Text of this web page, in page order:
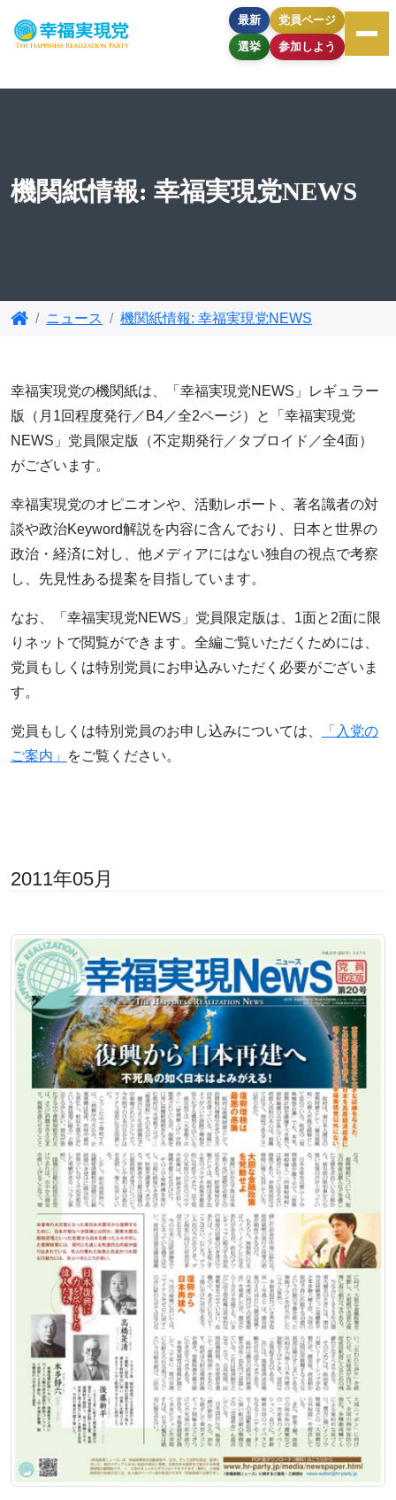
最新
選挙
党員ページ
参加しよう
機関紙情報: 幸福実現党NEWS
ニュース 機関紙情報: 幸福実現党NEWS
幸福実現党の機関紙は、「幸福実現党NEWS」レギュラー
版（月1回程度発行／B4／全2ページ）と「幸福実現党
NEWS」党員限定版（不定期発行／タブロイド／全4面）
がございます。
幸福実現党のオピニオンや、活動レポート、著名識者の対
談や政治Keyword解説を内容に含んでおり、日本と世界の
政治・経済に対し、他メディアにはない独自の視点で考察
し、先見性ある提案を目指しています。
なお、「幸福実現党NEWS」党員限定版は、1面と2面に限
りネットで閲覧ができます。全編ご覧いただくためには、
党員もしくは特別党員にお申込みいただく必要がございま
す。
党員もしくは特別党員のお申し込みについては、
「入党の
ご案内」
をご覧ください。
2011年05月